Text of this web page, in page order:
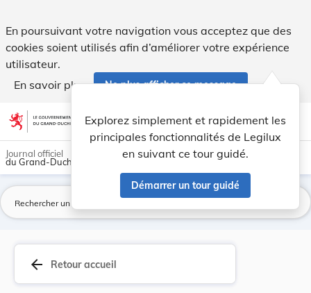
En poursuivant votre navigation vous acceptez que des
cookies soient utilisés afin d’améliorer votre expérience
utilisateur.
En savoir plus
Ne plus afficher ce message
Aller au contenu account_circle help Aide
Explorez simplement et rapidement les
principales fonctionnalités de Legilux
en suivant ce tour guidé.
Démarrer un tour guidé
light_mode dark_mode
Journal officiel
du Grand-Duché de Luxembourg
arrow_back Retour accueil